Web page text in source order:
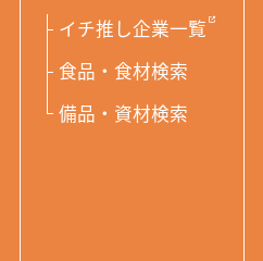
イチ推し企業一覧
食品・食材検索
備品・資材検索